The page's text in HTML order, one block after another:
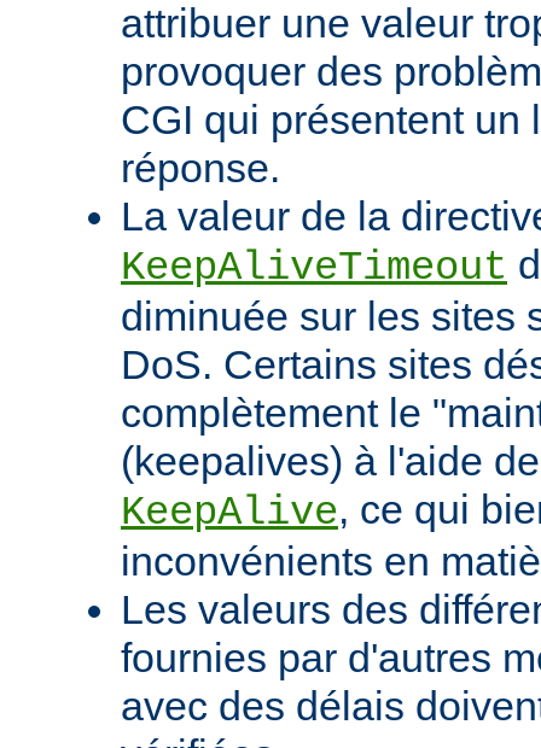
attribuer une valeur
provoquer des
CGI qui présentent un
réponse.
La valeur de la
KeepAliveTimeout
diminuée sur les sites
DoS. Certains sites
complètement le
(keepalives) à l'aide
KeepAlive, ce qui
inconvénients en
Les valeurs des
fournies par d'autres
avec des délais